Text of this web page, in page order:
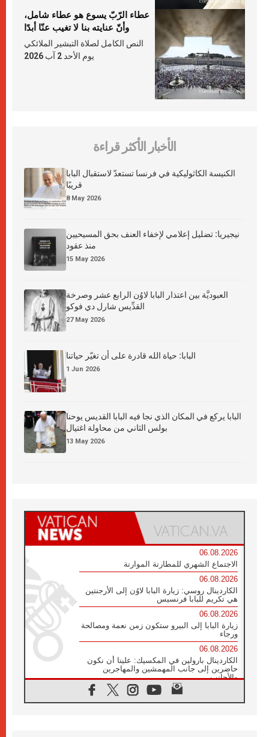
عطاء الرّبّ يسوع هو عطاء شامل،
وأنّ عنايته بنا لا تغيب عنّا أبدًا
النص الكامل لصلاة التبشير الملائكي
يوم الأحد 2 آب 2026
الأخبار الأكثر قراءة
الكنيسة الكاثوليكية في فرنسا تستعدّ لاستقبال البابا
قريبًا
8 May 2026
نيجيريا: تضليل إعلامي لإخفاء العنف بحق المسيحيين
منذ عقود
15 May 2026
العبوديَّة بين اعتذار البابا لاوُن الرابع عشر وصرخة
القدِّيس شارل دي فوكو
27 May 2026
البابا: حياة الله قادرة على أن تغيّر حياتنا
1 Jun 2026
البابا يركع في المكان الذي نجا فيه البابا القديس يوحنا
بولس الثاني من محاولة اغتيال
13 May 2026
06.08.2026
الاجتماع الشهري للمطارنة الموارنة
06.08.2026
الكاردينال روسي: زيارة البابا لاوُن إلى الأرجنتين
هي تكريم للبابا فرنسيس
06.08.2026
زيارة البابا إلى البيرو ستكون زمن نعمة ومصالحة
ورجاء
06.08.2026
الكاردينال بارولين في المكسيك: علينا أن نكون
حاضرين إلى جانب المهمشين والمهاجرين
والأجانب
البابا لاوُن الرابع عشر للشباب في أسيزي: